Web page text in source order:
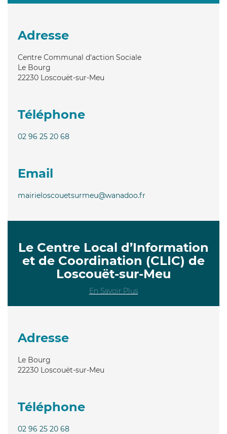
Adresse
Centre Communal d'action Sociale
Le Bourg
22230 Loscouët-sur-Meu
Téléphone
02 96 25 20 68
Email
mairieloscouetsurmeu@wanadoo.fr
Le Centre Local d’Information
et de Coordination (CLIC) de
Loscouët-sur-Meu
En Savoir Plus
Adresse
Le Bourg
22230 Loscouët-sur-Meu
Téléphone
02 96 25 20 68